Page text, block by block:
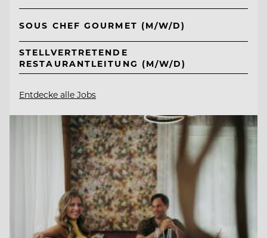
SOUS CHEF GOURMET (M/W/D)
STELLVERTRETENDE
RESTAURANTLEITUNG (M/W/D)
Entdecke alle Jobs